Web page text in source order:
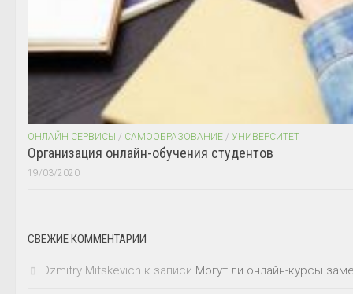
ОНЛАЙН СЕРВИСЫ / САМООБРАЗОВАНИЕ / УНИВЕРСИТЕТ
Организация онлайн-обучения студентов
19/03/2020
СВЕЖИЕ КОММЕНТАРИИ
Dzmitry Mitskevich к записи Могут ли онлайн-курсы